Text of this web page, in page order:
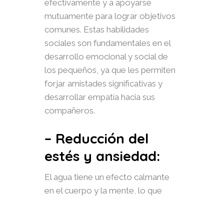
efectivamente y a apoyarse
mutuamente para lograr objetivos
comunes. Estas habilidades
sociales son fundamentales en el
desarrollo emocional y social de
los pequeños, ya que les permiten
forjar amistades significativas y
desarrollar empatía hacia sus
compañeros.
– Reducción del
estés y ansiedad:
El agua tiene un efecto calmante
en el cuerpo y la mente, lo que